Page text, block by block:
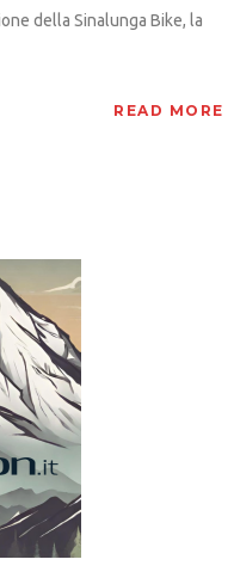
della Sinalunga Bike, la
READ MORE